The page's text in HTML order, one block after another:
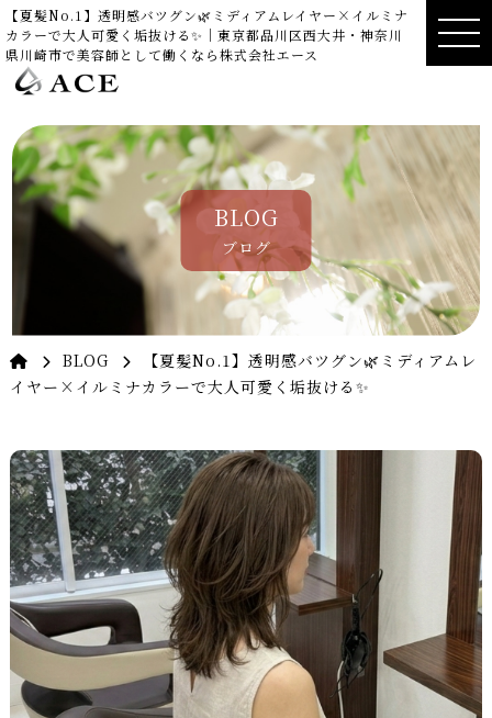
【夏髪No.1】透明感バツグン🌿ミディアムレイヤー×イルミナ
カラーで大人可愛く垢抜ける✨｜東京都品川区西大井・神奈川
県川崎市で美容師として働くなら株式会社エース
BLOG
ブログ
BLOG
【夏髪No.1】透明感バツグン🌿ミディアムレ
イヤー×イルミナカラーで大人可愛く垢抜ける✨